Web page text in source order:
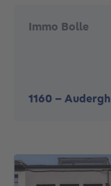
Immo Bolle
1160 -